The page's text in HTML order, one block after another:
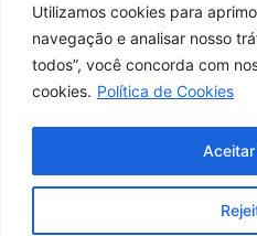
Utilizamos cookies para
navegação e analisar nosso
todos”, você concorda com
cookies. Política de Cookies
Horários de atendimento:
Whatsapp: (21) 2569-2398